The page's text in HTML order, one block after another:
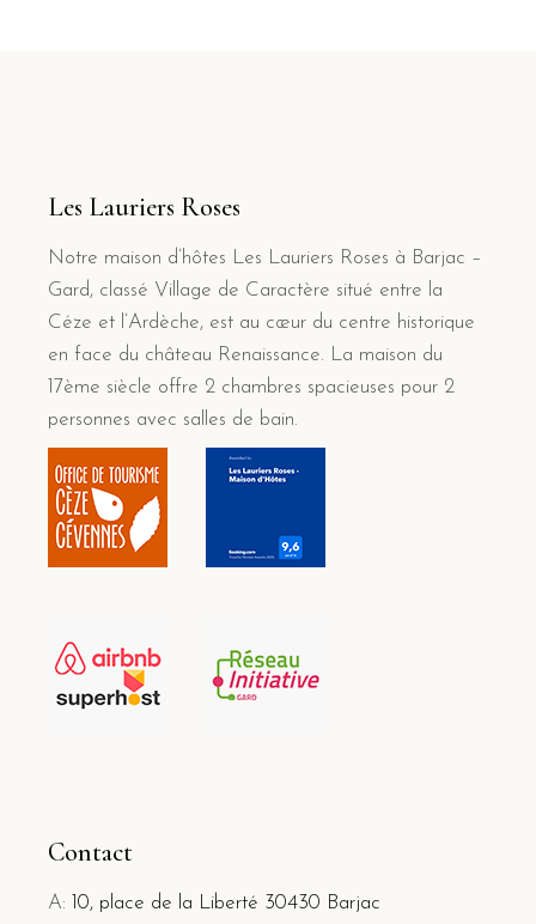
Les Lauriers Roses
Notre maison d’hôtes Les Lauriers Roses à Barjac –
Gard, classé Village de Caractère situé entre la
Céze et l’Ardèche, est au cœur du centre historique
en face du château Renaissance. La maison du
17ème siècle offre 2 chambres spacieuses pour 2
personnes avec salles de bain.
Contact
A:
10, place de la Liberté 30430 Barjac